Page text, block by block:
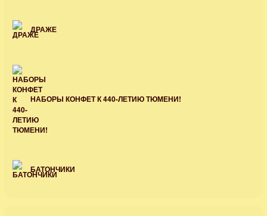
ДРАЖЕ
НАБОРЫ КОНФЕТ К 440-ЛЕТИЮ ТЮМЕНИ!
БАТОНЧИКИ